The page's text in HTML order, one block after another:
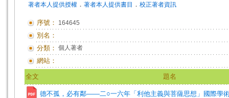
著者本人提供授權 ． 著者本人提供書目 ． 校正著者資訊
序號： 164645
別名：
分類： 個人著者
網站：
全文 題名
德不孤，必有鄰——二○一六年「利他主義與菩薩思想」國際學